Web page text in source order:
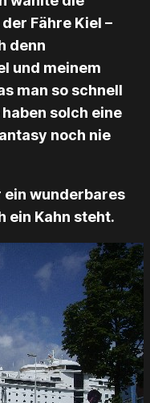
Fähre Kiel –
denn
und meinem
man so schnell
solch eine
noch nie
ein wunderbares
ein Kahn steht.